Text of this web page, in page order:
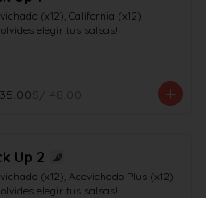
(x12), California (x12)
olvides elegir tus salsas!
S/ 48.00
Up 2
(x12), Acevichado Plus (x12)
olvides elegir tus salsas!